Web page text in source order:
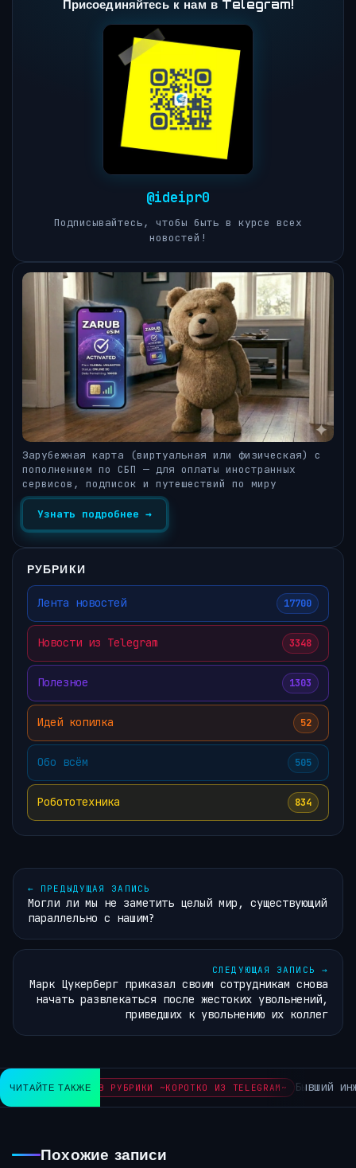
Присоединяйтесь к нам в Telegram!
@ideipr0
Подписывайтесь, чтобы быть в курсе всех
новостей!
Зарубежная карта (виртуальная или физическая) с
пополнением по СБП — для оплаты иностранных
сервисов, подписок и путешествий по миру
Узнать подробнее →
РУБРИКИ
Лента новостей 17700
Новости из Telegram 3348
Полезное 1303
Идей копилка 52
Обо всём 505
Робототехника 834
← ПРЕДЫДУЩАЯ ЗАПИСЬ
Могли ли мы не заметить целый мир, существующий
параллельно с нашим?
СЛЕДУЮЩАЯ ЗАПИСЬ →
Марк Цукерберг приказал своим сотрудникам снова
начать развлекаться после жестоких увольнений,
приведших к увольнению их коллег
ЧИТАЙТЕ ТАКЖЕ
АРХИВ РУБРИКИ ~КОРОТКО ИЗ TELEGRAM~ Бывший
Похожие записи